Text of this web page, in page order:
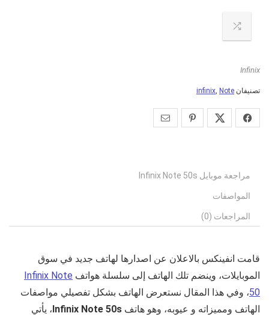
Infinix
تصنيفان infinix, Note
مراجعة موبايل Infinix Note 50s
المواصفات
المراجعات (0)
قامت انفينكس بالاعلان عن اصدارها لهاتف جديد في سوق
الموبايلات، وينضم تلك الهاتف إلى سلسلة هواتف Infinix Note
50، وفي هذا المقال نستعرض الهاتف بشكل تفصيلي مواصفات
الهاتف ومميزاته و عيوبه، وهو هاتف Infinix Note 50s، يأتي